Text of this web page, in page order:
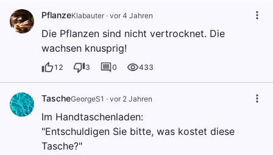
PflanzeKlabauter · vor 4 Jahren
Die Pflanzen sind nicht vertrocknet. Die
wachsen knusprig!
12 3 0 433
TascheGeorgeS1 · vor 2 Jahren
Im Handtaschenladen:
"Entschuldigen Sie bitte, was kostet diese
Tasche?"